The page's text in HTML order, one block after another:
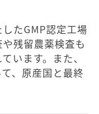
たGMP認定工場
残留農薬検査も
います。また、
、原産国と最終